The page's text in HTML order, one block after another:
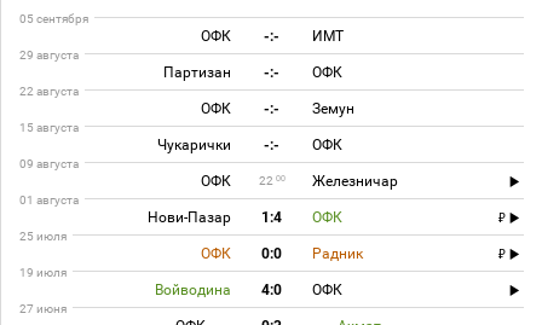
05 сентября
ОФК -:- ИМТ
29 августа
Партизан -:- ОФК
22 августа
ОФК -:- Земун
15 августа
Чукарички -:- ОФК
09 августа
ОФК 22 00 Железничар
01 августа
Нови-Пазар 1:4 ОФК
25 июля
ОФК 0:0 Радник
19 июля
Войводина 4:0 ОФК
27 июня